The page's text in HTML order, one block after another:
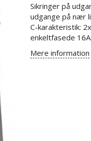
Sikringer på
udgange på nær
C-karakteristik:
enkeltfasede 16A.
Mere information